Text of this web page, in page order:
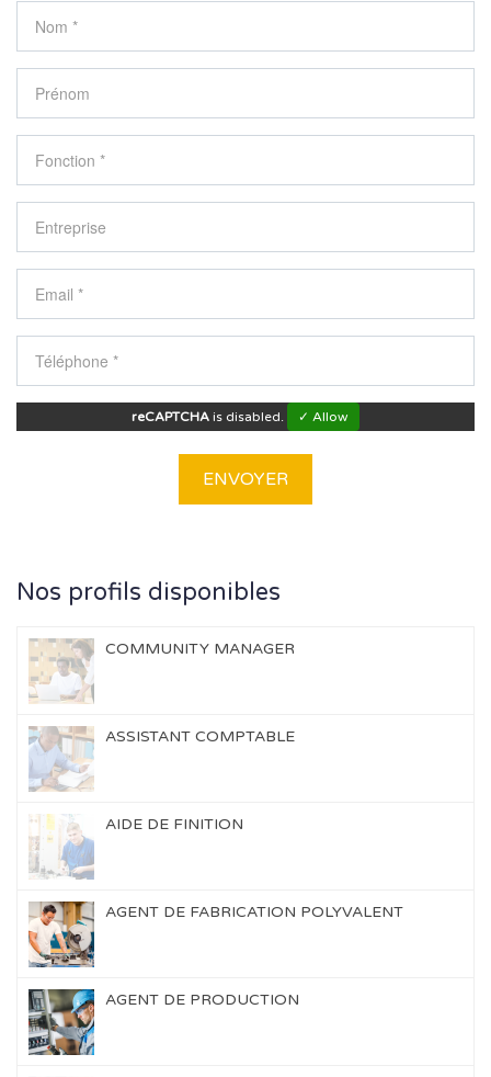
reCAPTCHA is disabled. ✓ Allow
Nos profils disponibles
COMMUNITY MANAGER
ASSISTANT COMPTABLE
AIDE DE FINITION
AGENT DE FABRICATION POLYVALENT
AGENT DE PRODUCTION